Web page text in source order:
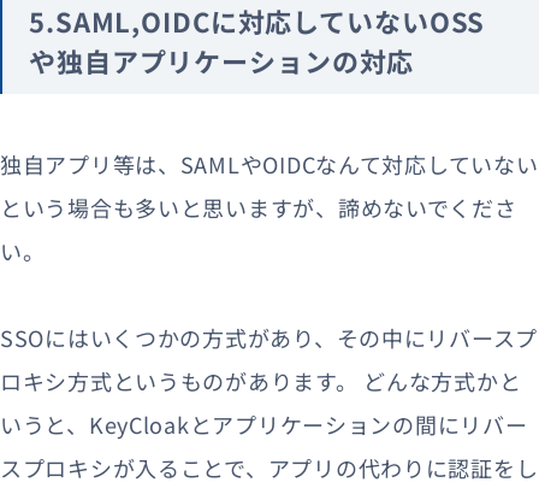
5.SAML,OIDCに対応していないOSS
や独自アプリケーションの対応
独自アプリ等は、SAMLやOIDCなんて対応していない
という場合も多いと思いますが、諦めないでくださ
い。
SSOにはいくつかの方式があり、その中にリバースプ
ロキシ方式というものがあります。
どんな方式かと
いうと、KeyCloakとアプリケーションの間にリバー
スプロキシが入ることで、アプリの代わりに認証をし